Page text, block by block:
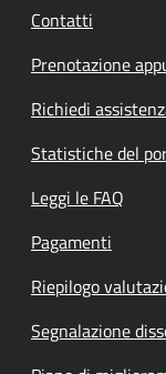
Contatti
Prenotazione
Richiedi
Statistiche del
Leggi le FAQ
Pagamenti
Riepilogo
Segnalazione